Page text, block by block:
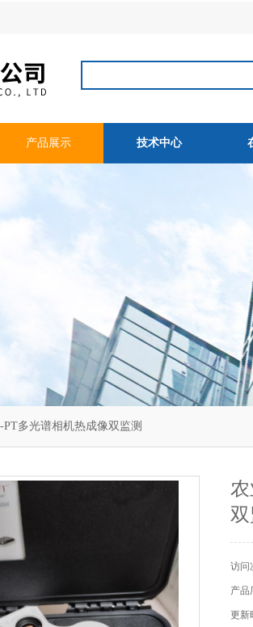
产品展示 技术中心
PT多光谱相机热成像双监测
双
访问
产品
更新